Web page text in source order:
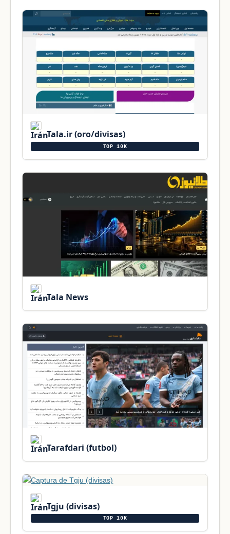
Tala.ir (oro/divisas)
TOP 10K
Tala News
Tarafdari (futbol)
Tgju (divisas)
TOP 10K